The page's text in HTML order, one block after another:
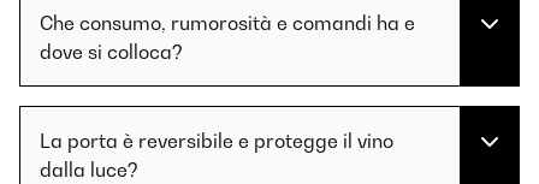
Che consumo, rumorosità e comandi ha e
dove si colloca?
La porta è reversibile e protegge il vino
dalla luce?